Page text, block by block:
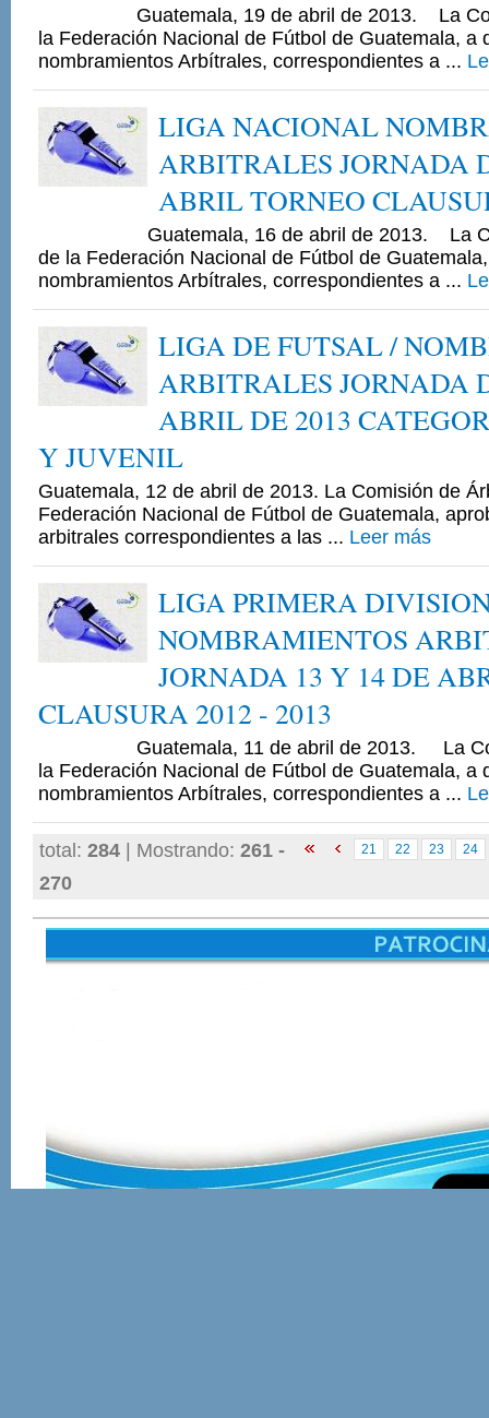
Guatemala, 19 de abril de 2013. La
la Federación Nacional de Fútbol de Guatemala, a
nombramientos Arbítrales, correspondientes a ...
LIGA NACIONAL
ARBITRALES JORNADA
ABRIL TORNEO
Guatemala, 16 de abril de 2013. La
de la Federación Nacional de Fútbol de
nombramientos Arbítrales, correspondientes a ...
LIGA DE FUTSAL /
ARBITRALES JORNADA
ABRIL DE 2013
Y JUVENIL
Guatemala, 12 de abril de 2013. La Comisión de
Federación Nacional de Fútbol de Guatemala,
arbitrales correspondientes a las ... Leer más
LIGA PRIMERA
NOMBRAMIENTOS
JORNADA 13 Y 14 DE
CLAUSURA 2012 - 2013
Guatemala, 11 de abril de 2013. La
la Federación Nacional de Fútbol de Guatemala, a
nombramientos Arbítrales, correspondientes a ...
21 22 23 24
total: 284 | Mostrando: 261 -
270